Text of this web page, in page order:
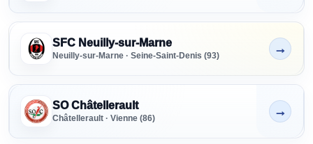
SFC Neuilly-sur-Marne
Neuilly-sur-Marne · Seine-Saint-Denis (93)
Non indiqué
→
SO Châtellerault
Châtellerault · Vienne (86)
Non indiqué
→